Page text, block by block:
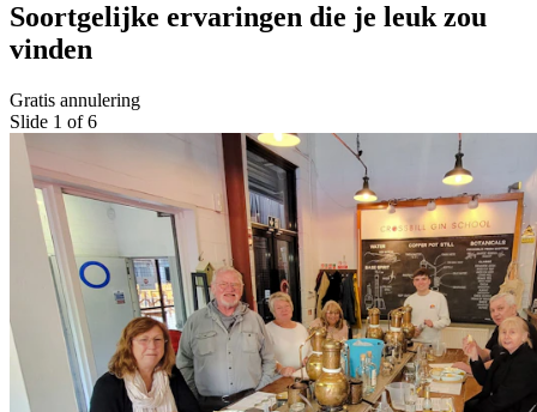
Soortgelijke ervaringen die je leuk zou
vinden
Gratis annulering
Slide 1 of 6